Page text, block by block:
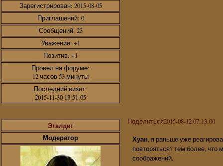
Зарегистрирован: 2015-08-05
Приглашений: 0
Сообщений: 23
Уважение: +1
Позитив: +1
Провел на форуме:
12 часов 53 минуты
Последний визит:
2015-11-30 13:51:05
Поделиться2015-08-12 07:13:00
Эталдет
Модератор Хуан, я раньше уже
повторяться? тем более, что
соображений.